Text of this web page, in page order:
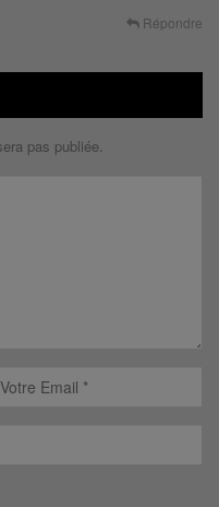
Répondre
pas publiée.